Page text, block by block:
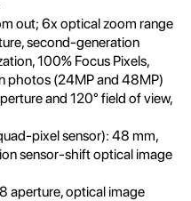
out; 6x optical zoom range
second‑generation
100% Focus Pixels,
photos (24MP and 48MP)
and 120° field of view,
sensor): 48 mm,
sensor‑shift optical image
aperture, optical image